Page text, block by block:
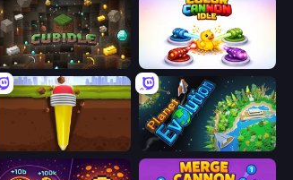
Cubidle Color Cannon Idle
Pen Dig Planet Evolution: Idle Clicker